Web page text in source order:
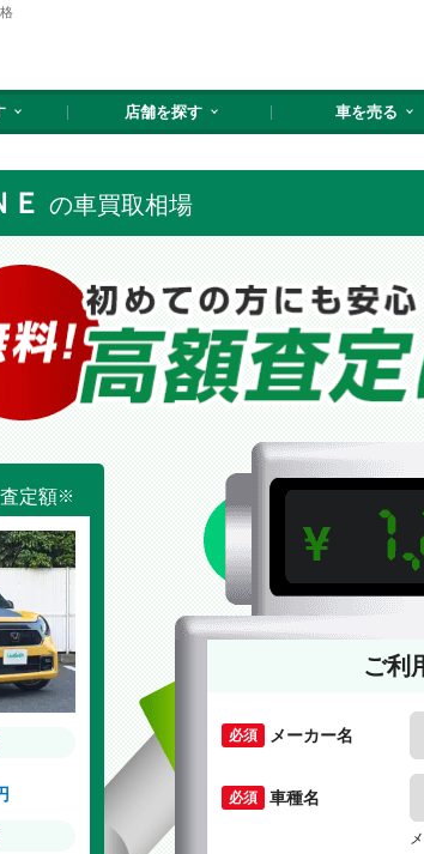
店舗を探す 車を売る
Ｅ の車買取相場
定額
ご利
メーカー名
車種名